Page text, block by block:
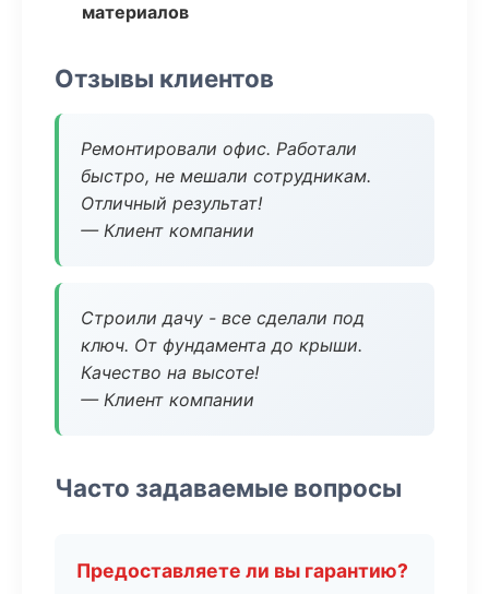
материалов
Отзывы клиентов
Ремонтировали офис. Работали
быстро, не мешали сотрудникам.
Отличный результат!
— Клиент компании
Строили дачу - все сделали под
ключ. От фундамента до крыши.
Качество на высоте!
— Клиент компании
Часто задаваемые вопросы
Предоставляете ли вы гарантию?